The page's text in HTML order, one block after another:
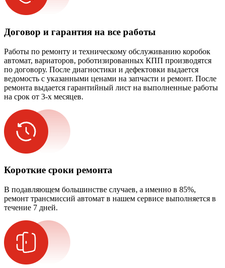
Договор и гарантия на все работы
Работы по ремонту и техническому обслуживанию коробок
автомат, вариаторов, роботизированных КПП производятся
по договору. После диагностики и дефектовки выдается
ведомость с указанными ценами на запчасти и ремонт. После
ремонта выдается гарантийный лист на выполненные работы
на срок от 3-х месяцев.
Короткие сроки ремонта
В подавляющем большинстве случаев, а именно в 85%,
ремонт трансмиссий автомат в нашем сервисе выполняется в
течение 7 дней.